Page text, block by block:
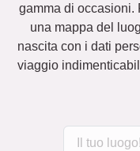
gamma di occasioni.
una mappa del
nascita con i dati
viaggio